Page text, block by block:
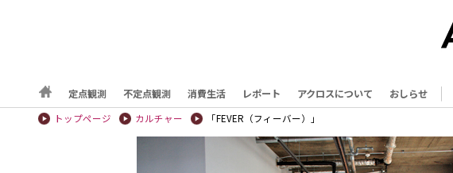
定点観測 不定点観測 消費生活 レポート アクロスについて おしらせ
トップページ カルチャー 「FEVER（フィーバー）」